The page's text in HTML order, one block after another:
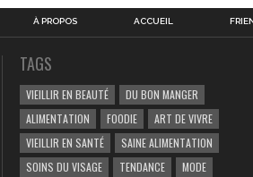
À PROPOS ACCUEIL
TAGS
VIEILLIR EN BEAUTÉ
DU BON MANGER
ALIMENTATION
FOODIE
ART DE VIVRE
VIEILLIR EN SANTÉ
SAINE ALIMENTATION
SOINS DU VISAGE
TENDANCE MODE